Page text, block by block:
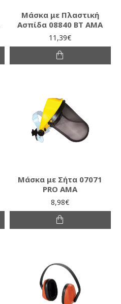
Μάσκα με Πλαστική
Ασπίδα 08840 BT AMA
11,39€
Μάσκα με Σήτα 07071
PRO AMA
8,98€